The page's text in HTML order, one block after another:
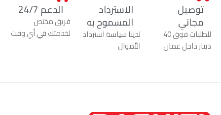
توصيل
مجاني
للطلبات فوق 40
دينار داخل عمان
الاسترداد
المسموح به
لدينا سياسة استرداد
الأموال
الدعم 24/7
فريق مختص
لخدمتك في أي وقت